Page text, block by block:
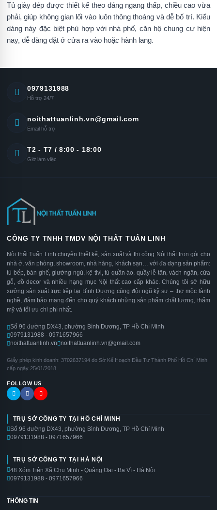
Tủ giày dép được thiết kế theo dáng ngang thấp, chiều cao vừa
phải, giúp không gian lối vào luôn thông thoáng và dễ bố trí. Kiểu
dáng này đặc biệt phù hợp với nhà phố, căn hộ chung cư hiện
nay, dễ dàng đặt ở cửa ra vào hoặc hành lang.
0979131988
Hỗ trợ 24/7
noithattuanlinh.vn@gmail.com
Email hỗ trợ
T2 - T7 / 8:00 - 18:00
Giờ làm việc
CÔNG TY TNHH TMDV NỘI THẤT TUẤN LINH
Nội thất Tuấn Linh chuyên thiết kế, sản xuất và thi công Nội thất trọn gói cho
nhà ở, văn phòng, showroom, nhà hàng, khách sạn… với đa dạng sản phẩm:
tủ bếp, bàn ghế, giường ngủ, kệ tivi, tủ quần áo, quầy lễ tân, vách ngăn, cửa
gỗ, đồ decor và nhiều hạng mục Nội thất cao cấp khác. Chúng tôi sở hữu
xưởng sản xuất trực tiếp tại Bình Dương cùng đội ngũ kỹ sư – thợ mộc lành
nghề, đảm bảo mang đến cho quý khách những sản phẩm chất lượng, thẩm
mỹ và tối ưu chi phí nhất.
Số 96 đường DX43, phường Bình Dương, TP Hồ Chí Minh
0979131988 - 0971657966
noithattuanlinh.vn noithattuanlinh.vn@gmail.com
Giấy phép kinh doanh: 3702637194 do Sở Kế Hoạch Đầu Tư Thành Phố Hồ Chí Minh
cấp ngày 25/01/2018
FOLLOW US
TRỤ SỞ CÔNG TY TẠI HỒ CHÍ MINH
Số 96 đường DX43, phường Bình Dương, TP Hồ Chí Minh
0979131988 - 0971657966
TRỤ SỞ CÔNG TY TẠI HÀ NỘI
48 Xóm Tiên Xã Chu Minh - Quảng Oai - Ba Vì - Hà Nội
0979131988 - 0971657966
THÔNG TIN